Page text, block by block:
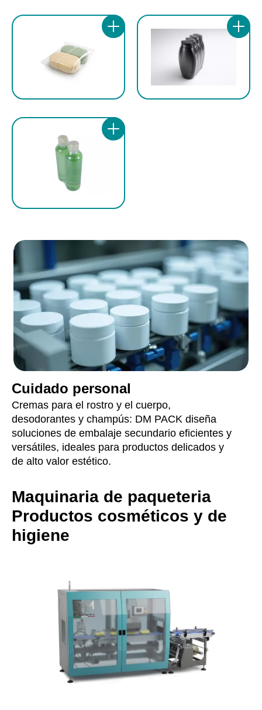
Cuidado personal
Cremas para el rostro y el cuerpo,
desodorantes y champús: DM PACK diseña
soluciones de embalaje secundario eficientes y
versátiles, ideales para productos delicados y
de alto valor estético.
Maquinaria de paqueteria
Productos cosméticos y de
higiene